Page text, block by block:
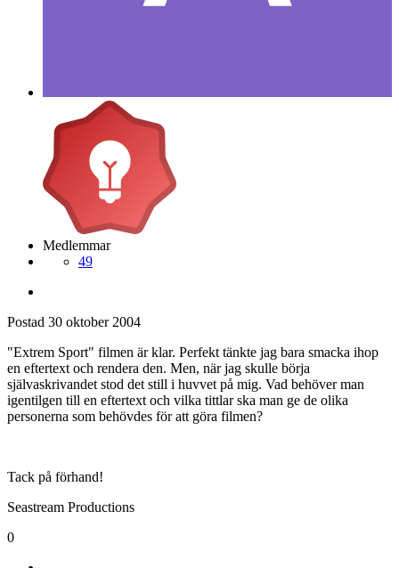
Medlemmar
49
Postad 30 oktober 2004
"Extrem Sport" filmen är klar. Perfekt tänkte jag bara smacka ihop
en eftertext och rendera den. Men, när jag skulle börja
självaskrivandet stod det still i huvvet på mig. Vad behöver man
igentilgen till en eftertext och vilka tittlar ska man ge de olika
personerna som behövdes för att göra filmen?
Tack på förhand!
Seastream Productions
0